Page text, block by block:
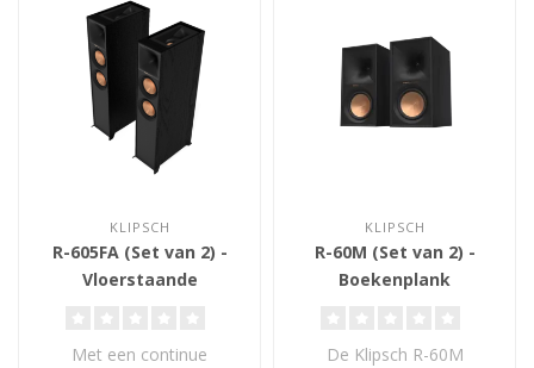
KLIPSCH
R-605FA (Set van 2) -
Vloerstaande
Met een continue
KLIPSCH
R-60M (Set van 2) -
Boekenplank
De Klipsch R-60M